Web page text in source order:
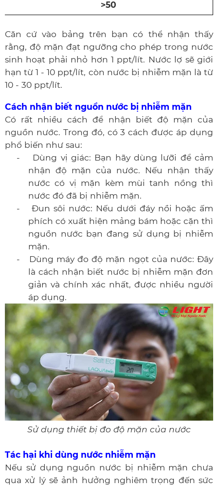
>50
Căn cứ vào bảng trên bạn có thể nhận thấy
rằng, độ mặn đạt ngưỡng cho phép trong nước
sinh hoạt phải nhỏ hơn 1 ppt/lít. Nước lợ sẽ giới
hạn từ 1 - 10 ppt/lít, còn nước bị nhiễm mặn là từ
10 - 30 ppt/lít.
Cách nhận biết nguồn nước bị nhiễm mặn
Có rất nhiều cách để nhận biết độ mặn của
nguồn nước. Trong đó, có 3 cách được áp dụng
phổ biến như sau:
-
Dùng vị giác: Bạn hãy dùng lưỡi để cảm
nhận độ mặn của nước. Nếu nhận thấy
nước có vị mặn kèm mùi tanh nồng thì
nước đó đã bị nhiễm mặn.
-
Đun sôi nước: Nếu dưới đáy nồi hoặc ấm
phích có xuất hiện mảng bám hoặc cặn thì
nguồn nước bạn đang sử dụng bị nhiễm
mặn.
-
Dùng máy đo độ mặn ngọt của nước: Đây
là cách nhận biết nước bị nhiễm mặn đơn
giản và chính xác nhất, được nhiều người
áp dụng.
Sử dụng thiết bị đo độ mặn của nước
Tác hại khi dùng nước nhiễm mặn
Nếu sử dụng nguồn nước bị nhiễm mặn chưa
qua xử lý sẽ ảnh hưởng nghiêm trọng đến sức